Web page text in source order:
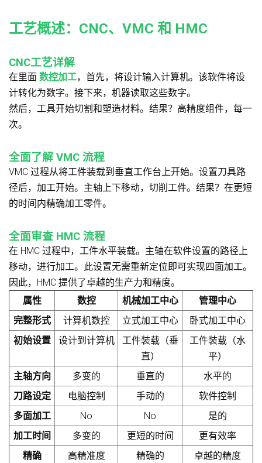
工艺概述：CNC、VMC 和 HMC
CNC工艺详解
在里面 数控加工，首先，将设计输入计算机。该软件将设
计转化为数字。接下来，机器读取这些数字。
然后，工具开始切割和塑造材料。结果？高精度组件，每一
次。
全面了解 VMC 流程
VMC 过程从将工件装载到垂直工作台上开始。设置刀具路
径后，加工开始。主轴上下移动，切削工件。结果？在更短
的时间内精确加工零件。
全面审查 HMC 流程
在 HMC 过程中，工件水平装载。主轴在软件设置的路径上
移动，进行加工。此设置无需重新定位即可实现四面加工。
因此，HMC 提供了卓越的生产力和精度。
属性
数控 机械加工中心
管理中心
完整形式
计算机数控 立式加工中心
卧式加工中心
初始设置
设计到计算机
工件装载（垂
直）
工件装载（水
平）
主轴方向
多变的 垂直的
水平的
刀路设定
电脑控制 手动的
软件控制
多面加工
No No
是的
加工时间
多变的 更短的时间
更有效率
精确
高精准度 精确的 卓越的精度